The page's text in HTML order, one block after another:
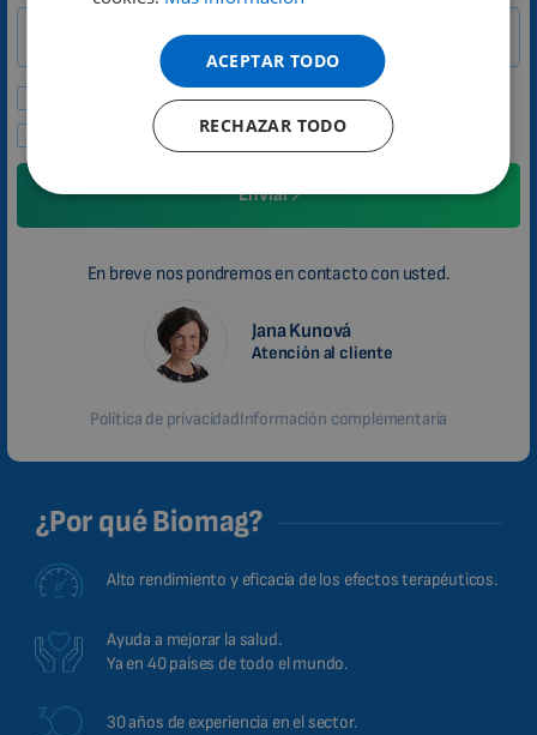
Deseo recibir ofertas especiales y noticias.
Acepto la política de privacidad.
Enviar
En breve nos pondremos en contacto con usted.
Jana Kunová
Atención al cliente
Política de privacidadInformación complementaria
¿Por qué Biomag?
Alto rendimiento y eficacia de los efectos terapéuticos.
Ayuda a mejorar la salud.
Ya en 40 países de todo el mundo.
30 años de experiencia en el sector.
SPANISH
CATALAN
CHINESE (TRADITIONAL)
CHINESE (SIMPLIFIED)
ACEPTAR TODO
RECHAZAR TODO